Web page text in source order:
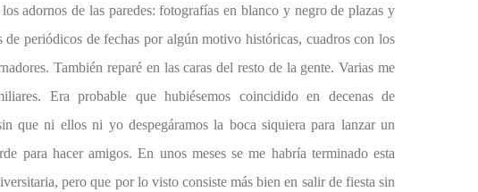
adornos de las paredes: fotografías en blanco y negro de plazas y
de periódicos de fechas por algún motivo históricas, cuadros con los
También reparé en las caras del resto de la gente. Varias me
Era probable que hubiésemos coincidido en decenas de
que ni ellos ni yo despegáramos la boca siquiera para lanzar un
para hacer amigos. En unos meses se me habría terminado esta
pero que por lo visto consiste más bien en salir de fiesta sin